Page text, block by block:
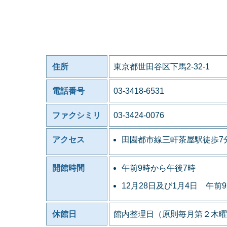
住所 東京都世田谷区下馬2-32-1
電話番号 03-3418-6531
ファクシミリ 03-3424-0076
アクセス 田園都市線三軒茶屋駅徒歩7
開館時間 午前9時から午後7時
12月28日及び1月4日 午前
休館日 館内整理日（原則毎月第２木